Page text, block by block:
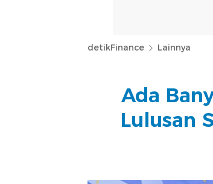
detikFinance Lainnya
Ada
Lulusan